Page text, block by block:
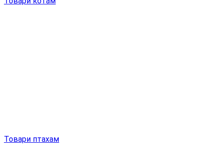
Товари птахам